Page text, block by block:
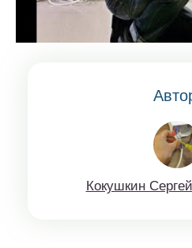
Кoкушкин